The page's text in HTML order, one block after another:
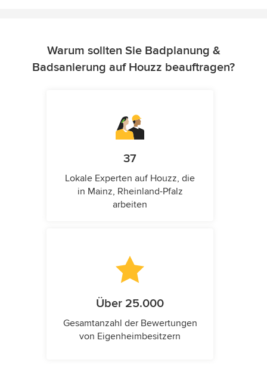
Warum sollten Sie Badplanung &
Badsanierung auf Houzz beauftragen?
37
Lokale Experten auf Houzz, die
in Mainz, Rheinland-Pfalz
arbeiten
Über 25.000
Gesamtanzahl der Bewertungen
von Eigenheimbesitzern